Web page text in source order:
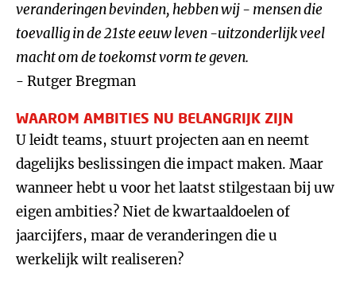
veranderingen bevinden, hebben wij - mensen die
toevallig in de 21ste eeuw leven -uitzonderlijk veel
macht om de toekomst vorm te geven.
- Rutger Bregman
WAAROM AMBITIES NU BELANGRIJK ZIJN
U leidt teams, stuurt projecten aan en neemt
dagelijks beslissingen die impact maken. Maar
wanneer hebt u voor het laatst stilgestaan bij uw
eigen ambities? Niet de kwartaaldoelen of
jaarcijfers, maar de veranderingen die u
werkelijk wilt realiseren?